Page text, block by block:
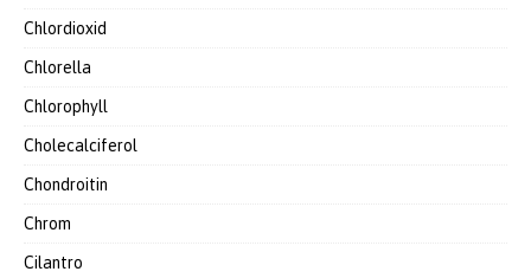
Chlordioxid
Chlorella
Chlorophyll
Cholecalciferol
Chondroitin
Chrom
Cilantro